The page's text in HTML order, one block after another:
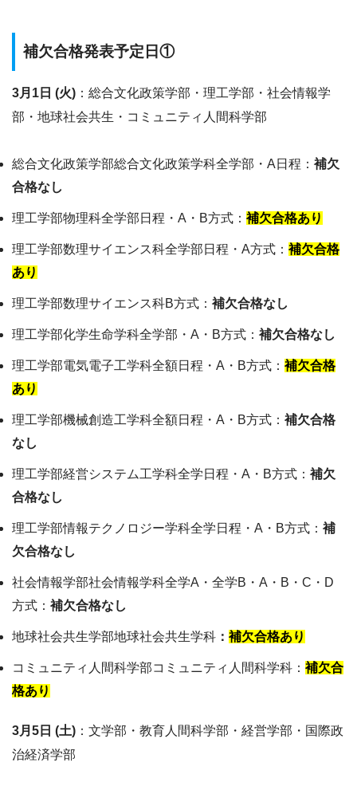
補欠合格発表予定日①
3月1日 (火) ：総合文化政策学部・理工学部・社会情報学
部・地球社会共生・コミュニティ人間科学部
総合文化政策学部総合文化政策学科全学部・A日程： 補欠
合格なし
理工学部物理科全学部日程・A・B方式： 補欠合格あり
理工学部数理サイエンス科全学部日程・A方式： 補欠合格
あり
理工学部数理サイエンス科B方式： 補欠合格なし
理工学部化学生命学科全学部・A・B方式： 補欠合格なし
理工学部電気電子工学科全額日程・A・B方式： 補欠合格
あり
理工学部機械創造工学科全額日程・A・B方式： 補欠合格
なし
理工学部経営システム工学科全学日程・A・B方式： 補欠
合格なし
理工学部情報テクノロジー学科全学日程・A・B方式： 補
欠合格なし
社会情報学部社会情報学科全学A・全学B・A・B・C・D
方式： 補欠合格なし
地球社会共生学部地球社会共生学科 ： 補欠合格あり
コミュニティ人間科学部コミュニティ人間科学科： 補欠合
格あり
3月5日 (土) ：文学部・教育人間科学部・経営学部・国際政
治経済学部